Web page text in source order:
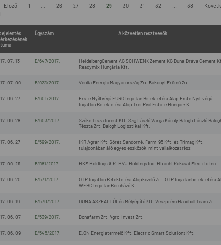
Előző 1 26 27 28 29 30 31 32 38
Ügyszám A közvetlen résztvevők
07. 13 B/647/2017.
HeidelbergCement AG SCHWENK Zement KG Duna-Dráva Cement
Readymix Hungária Kft.
07. 06 B/623/2017. Veolia Energia Magyarország Zrt. Bakonyi Erőmű Zrt.
06. 27 B/601/2017.
Erste Nyíltvégű EURO Ingatlan Befektetési Alap Erste Nyíltvégű
Ingatlan Befektetési Alap Trei Real Estate Hungary Kft.
06. 28 B/603/2017.
Szőke Tisza Invest Kft. Szíjj László Varga Károly Balogh László
Tészta Zrt. Balogh Logisztikai Kft.
06. 27 B/599/2017.
IKR Agrár Kft. Sőrés Sándorné, Farm-95 Kft. és Trimag Kft.
tulajdonában álló egyes eszközök, mint vállalkozásrész
06. 26 B/581/2017. HKE Holdings G.K. HVJ Holdings Inc. Hitachi Kokusai Electric Inc.
06. 20 B/571/2017.
OTP Ingatlan Befektetési Alapkezelő Zrt. OTP Ingatlanbefektetési
WEBC Ingatlan Beruházó Kft.
06. 19 B/570/2017. DUNA ASZFALT Út és Mélyépítő Kft. Veszprém Handball Team Zrt.
06. 07 B/539/2017. Bonafarm Zrt. Agro-Invest Zrt.
06. 09 B/545/2017. E.ON Energiatermelő Kft. Electric Smart Solutions Kft.